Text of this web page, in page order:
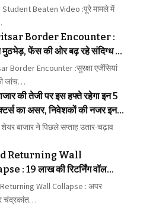
वायरल होने पर बढ़ा विवाद
Student Beaten Video :पूरे मामले में
Border Encounter :
मुठभेड़, फेंस की ओर बढ़ रहे संदिग्ध को
गिराया
Border Encounter :सुरक्षा एजेंसियां
जांच…
की तेजी पर इस हफ्ते रहेगा इन 5
का असर, निवेशकों की नजर इन
शेयर बाजार ने पिछले सप्ताह उतार-चढ़ाव
Returning Wall
: 19 लाख की रिटर्निंग वॉल
में गड़बड़ी का आरोप लगाया
Wall Collapse : अपर
चंद्रकांत…